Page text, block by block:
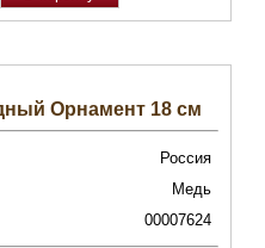
Орнамент 18 см
Россия
Медь
00007624